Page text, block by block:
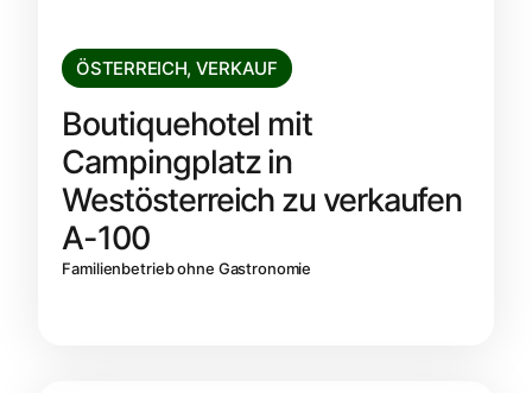
ÖSTERREICH, VERKAUF
Boutiquehotel mit
Campingplatz in
Westösterreich zu verkaufen
A-100
Familienbetrieb ohne Gastronomie